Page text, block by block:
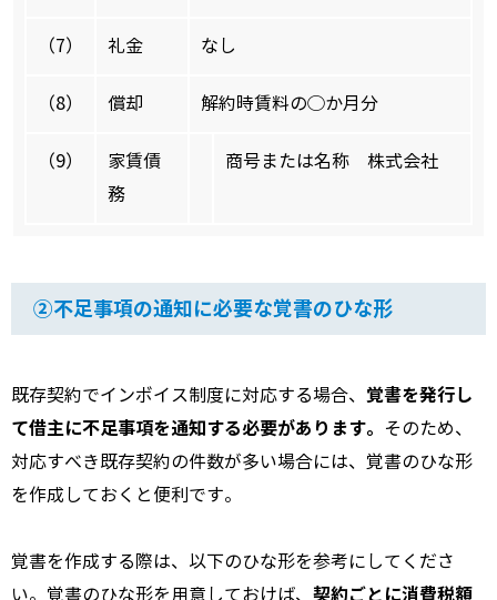
（7） 礼金 なし
（8） 償却 解約時賃料の◯か月分
（9）
家賃債
務
商号または名称 株式会社
②不足事項の通知に必要な覚書のひな形
既存契約でインボイス制度に対応する場合、 覚書を発行し
て借主に不足事項を通知する必要があります。
そのため、
対応すべき既存契約の件数が多い場合には、覚書のひな形
を作成しておくと便利です。
覚書を作成する際は、以下のひな形を参考にしてくださ
い。覚書のひな形を用意しておけば、 契約ごとに消費税額